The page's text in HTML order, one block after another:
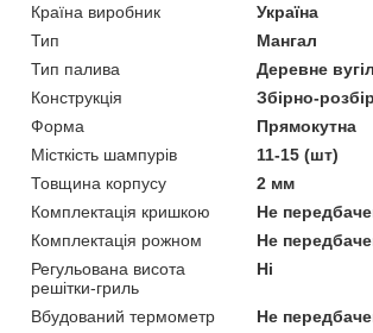
Країна виробник
Україна
Тип
Мангал
Тип палива
Деревне
Конструкція
Збірно-
Форма
Прямокутна
Місткість шампурів
11-15 (шт)
Товщина корпусу
2 мм
Комплектація кришкою
Не
Комплектація рожном
Не
Регульована висота
решітки-гриль
Ні
Вбудований термометр
Не